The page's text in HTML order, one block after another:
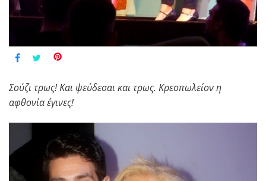
Σούζι τρως! Και ψεύδεσαι και τρως. Κρεοπωλείον η
αφθονία έγινες!